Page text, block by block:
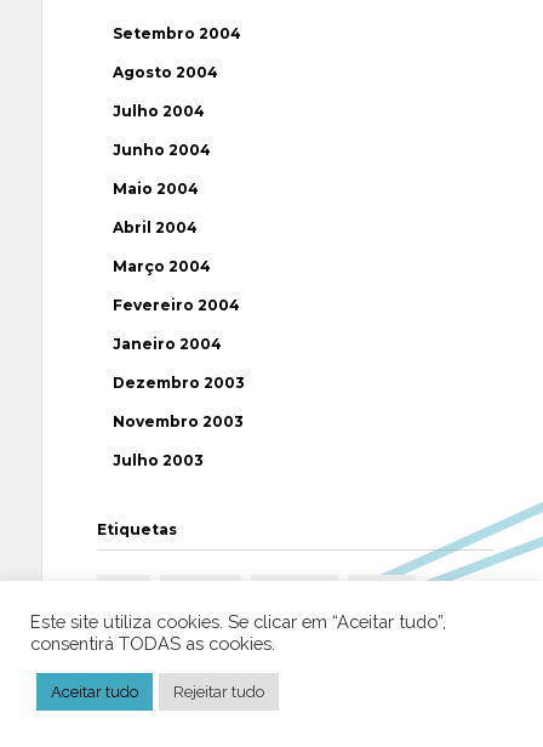
Setembro 2004
Agosto 2004
Julho 2004
Junho 2004
Maio 2004
Abril 2004
Março 2004
Fevereiro 2004
Janeiro 2004
Dezembro 2003
Novembro 2003
Julho 2003
Etiquetas
BISPO BRASIL CATOLICISMO CISMA
DIREITOS HUMANOS
Este site utiliza cookies. Se clicar em “Aceitar tudo”,
consentirá TODAS as cookies.
Aceitar tudo Rejeitar tudo